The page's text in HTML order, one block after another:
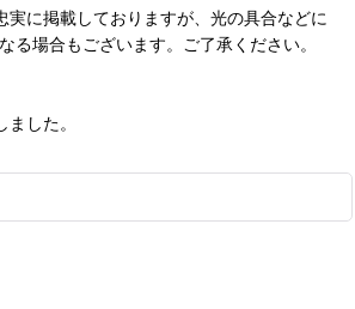
実に掲載しておりますが、光の具合などに
る場合もございます。ご了承ください。
した。